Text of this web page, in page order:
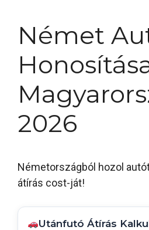
Német
2026
Németországból hozol
átírás cost-ját!
Utánfutó Átírás